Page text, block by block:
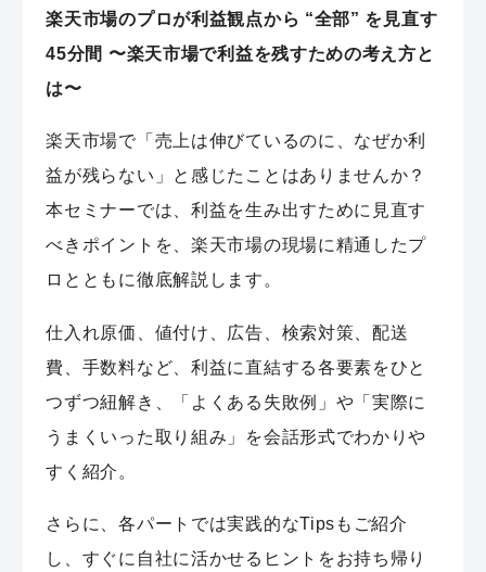
楽天市場のプロが利益観点から “全部” を見直す
45分間 〜楽天市場で利益を残すための考え方と
は〜
楽天市場で「売上は伸びているのに、なぜか利
益が残らない」と感じたことはありませんか？
本セミナーでは、利益を生み出すために見直す
べきポイントを、楽天市場の現場に精通したプ
ロとともに徹底解説します。
仕入れ原価、値付け、広告、検索対策、配送
費、手数料など、利益に直結する各要素をひと
つずつ紐解き、「よくある失敗例」や「実際に
うまくいった取り組み」を会話形式でわかりや
すく紹介。
さらに、各パートでは実践的なTipsもご紹介
し、すぐに自社に活かせるヒントをお持ち帰り